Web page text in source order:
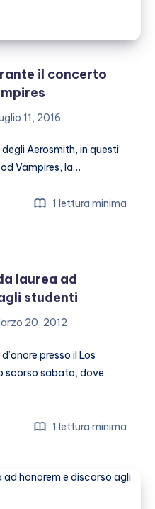
il concerto
11, 2016
Aerosmith, in questi
Vampires, la…
1 lettura minima
laurea ad
studenti
20, 2012
presso il Los
scorso sabato, dove
1 lettura minima